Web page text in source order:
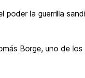
la guerrilla
Borge, uno de